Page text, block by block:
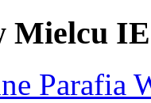
Mielcu IE
Parafia